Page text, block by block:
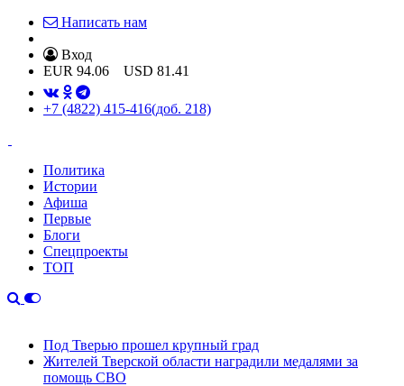
Написать нам
Вход
EUR 94.06 USD 81.41
+7 (4822) 415-416(доб. 218)
Политика
Истории
Афиша
Первые
Блоги
Спецпроекты
ТОП
Под Тверью прошел крупный град
Жителей Тверской области наградили медалями за
помощь СВО